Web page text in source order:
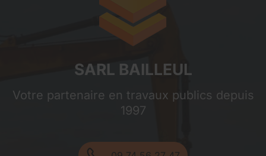
SARL BAILLEUL
Votre partenaire en travaux publics depuis
1997